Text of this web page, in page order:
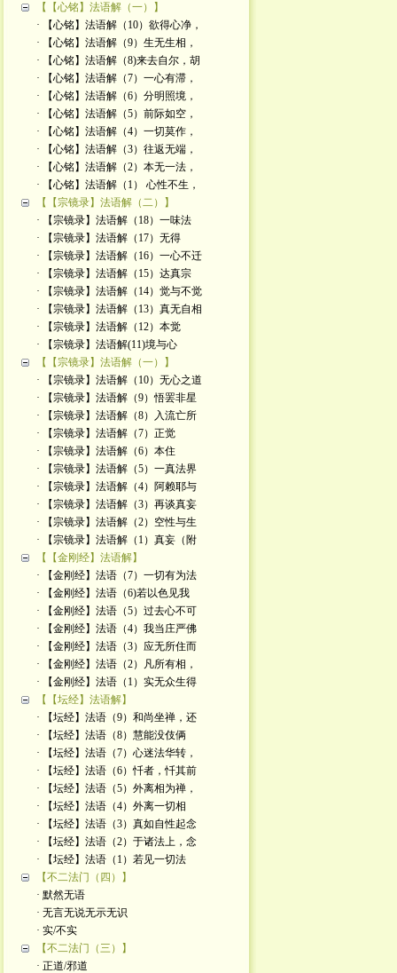
【【心铭】法语解（一）】
· 【心铭】法语解（10）欲得心净，
· 【心铭】法语解（9）生无生相，
· 【心铭】法语解（8)来去自尔，胡
· 【心铭】法语解（7）一心有滞，
· 【心铭】法语解（6）分明照境，
· 【心铭】法语解（5）前际如空，
· 【心铭】法语解（4）一切莫作，
· 【心铭】法语解（3）往返无端，
· 【心铭】法语解（2）本无一法，
· 【心铭】法语解（1） 心性不生，
【【宗镜录】法语解（二）】
· 【宗镜录】法语解（18）一味法
· 【宗镜录】法语解（17）无得
· 【宗镜录】法语解（16）一心不迁
· 【宗镜录】法语解（15）达真宗
· 【宗镜录】法语解（14）觉与不觉
· 【宗镜录】法语解（13）真无自相
· 【宗镜录】法语解（12）本觉
· 【宗镜录】法语解(11)境与心
【【宗镜录】法语解（一）】
· 【宗镜录】法语解（10）无心之道
· 【宗镜录】法语解（9）悟罢非星
· 【宗镜录】法语解（8）入流亡所
· 【宗镜录】法语解（7）正觉
· 【宗镜录】法语解（6）本住
· 【宗镜录】法语解（5）一真法界
· 【宗镜录】法语解（4）阿赖耶与
· 【宗镜录】法语解（3）再谈真妄
· 【宗镜录】法语解（2）空性与生
· 【宗镜录】法语解（1）真妄（附
【【金刚经】法语解】
· 【金刚经】法语（7）一切有为法
· 【金刚经】法语（6)若以色见我
· 【金刚经】法语（5）过去心不可
· 【金刚经】法语（4）我当庄严佛
· 【金刚经】法语（3）应无所住而
· 【金刚经】法语（2）凡所有相，
· 【金刚经】法语（1）实无众生得
【【坛经】法语解】
· 【坛经】法语（9）和尚坐禅，还
· 【坛经】法语（8）慧能没伎俩
· 【坛经】法语（7）心迷法华转，
· 【坛经】法语（6）忏者，忏其前
· 【坛经】法语（5）外离相为禅，
· 【坛经】法语（4）外离一切相
· 【坛经】法语（3）真如自性起念
· 【坛经】法语（2）于诸法上，念
· 【坛经】法语（1）若见一切法
【不二法门（四）】
· 默然无语
· 无言无说无示无识
· 实/不实
【不二法门（三）】
· 正道/邪道